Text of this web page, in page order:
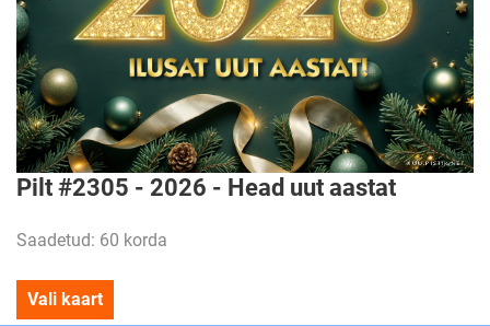
Pilt #2305 - 2026 - Head uut aastat
Saadetud: 60 korda
Vali kaart